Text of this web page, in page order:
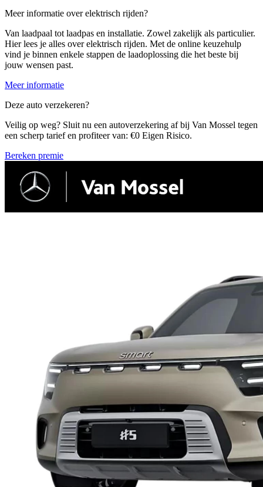
Meer informatie over elektrisch rijden?
Van laadpaal tot laadpas en installatie. Zowel zakelijk als particulier.
Hier lees je alles over elektrisch rijden. Met de online keuzehulp
vind je binnen enkele stappen de laadoplossing die het beste bij
jouw wensen past.
Meer informatie
Deze auto verzekeren?
Veilig op weg? Sluit nu een autoverzekering af bij Van Mossel tegen
een scherp tarief en profiteer van: €0 Eigen Risico.
Bereken premie